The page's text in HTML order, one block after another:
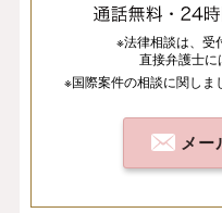
※法律相談は、 受
直接弁護士に
※国際案件の相談に関しま
メー